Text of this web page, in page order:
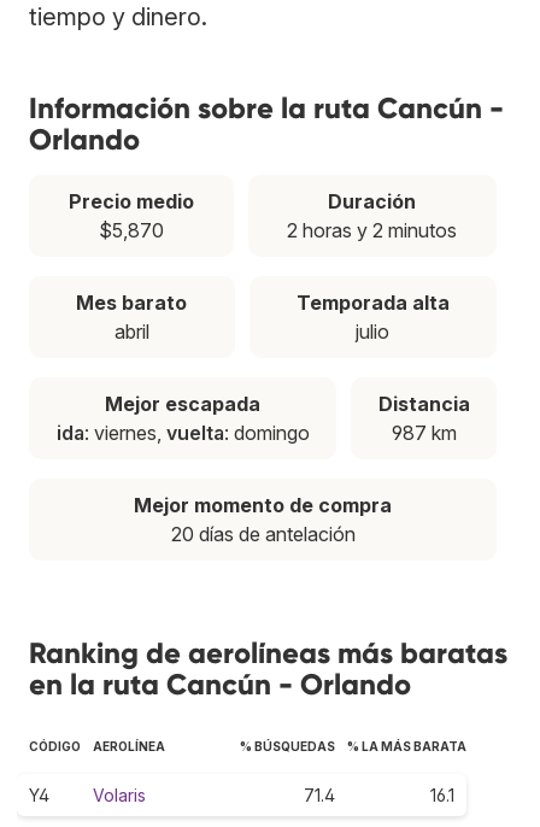
tiempo y dinero.
Información sobre la ruta Cancún -
Orlando
Precio medio
$5,870
Duración
2 horas y 2 minutos
Mes barato
abril
Temporada alta
julio
Mejor escapada
ida: viernes, vuelta: domingo
Distancia
987 km
Mejor momento de compra
20 días de antelación
Ranking de aerolíneas más baratas
en la ruta Cancún - Orlando
CÓDIGO AEROLÍNEA % BÚSQUEDAS % LA MÁS BARATA
Y4 Volaris 71.4 16.1